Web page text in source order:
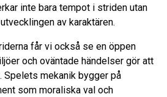
inte bara tempot i striden utan
av karaktären.
får vi också se en öppen
och oväntade händelser gör att
Spelets mekanik bygger på
som moraliska val och